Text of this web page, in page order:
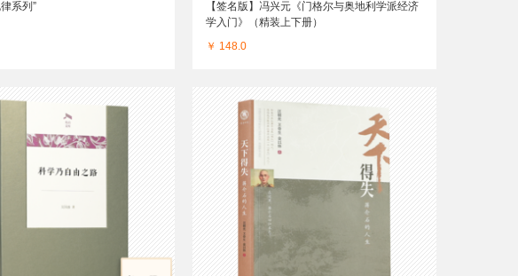
系列”
【签名版】冯兴元《门格尔与奥地利学派经济
学入门》（精装上下册）
￥ 148.0